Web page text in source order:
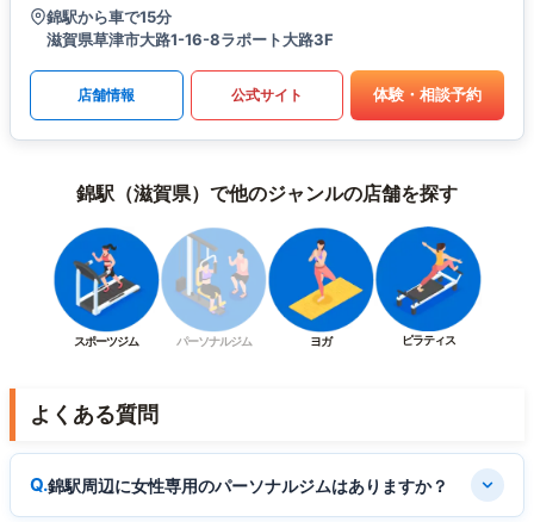
錦駅から車で15分
滋賀県草津市大路1-16-8ラポート大路3F
店舗情報 公式サイト 体験・相談予約
錦駅（滋賀県）で他のジャンルの店舗を探す
スポーツジム パーソナルジム ヨガ ピラティス
よくある質問
錦駅周辺に女性専用のパーソナルジムはありますか？